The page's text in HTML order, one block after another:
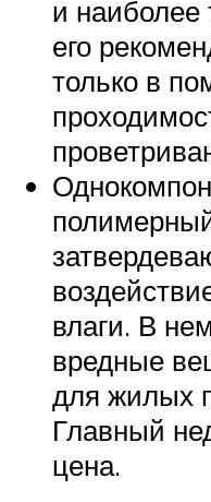
и наиболее
его
только в
влаги. В
вредные
для жилых
Главный
цена.